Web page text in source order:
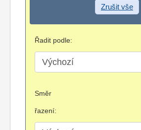
Zrušit vše
Řadit podle:
Směr
řazení: